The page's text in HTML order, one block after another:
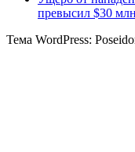
превысил $30 млн
Тема WordPress: